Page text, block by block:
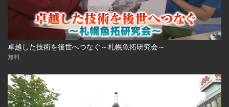
卓越した技術を後世へつなぐ～札幌魚拓研究会～
無料